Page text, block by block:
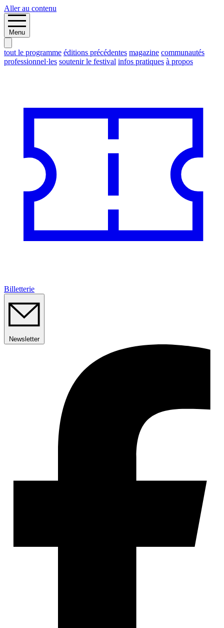
Aller au contenu
Menu
tout le programme éditions précédentes magazine communautés
professionnel·les soutenir le festival infos pratiques à propos
Billetterie
Newsletter